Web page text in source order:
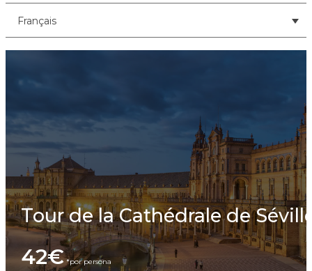
Français
Tour de la Cathédrale de
42€